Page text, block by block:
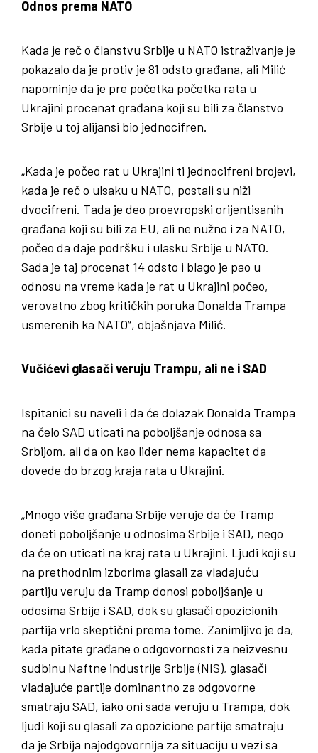
Odnos prema NATO
Kada je reč o članstvu Srbije u NATO istraživanje je
pokazalo da je protiv je 81 odsto građana, ali Milić
napominje da je pre početka početka rata u
Ukrajini procenat građana koji su bili za članstvo
Srbije u toj alijansi bio jednocifren.
„Kada je počeo rat u Ukrajini ti jednocifreni brojevi,
kada je reč o ulsaku u NATO, postali su niži
dvocifreni. Tada je deo proevropski orijentisanih
građana koji su bili za EU, ali ne nužno i za NATO,
počeo da daje podršku i ulasku Srbije u NATO.
Sada je taj procenat 14 odsto i blago je pao u
odnosu na vreme kada je rat u Ukrajini počeo,
verovatno zbog kritičkih poruka Donalda Trampa
usmerenih ka NATO“, objašnjava Milić.
Vučićevi glasači veruju Trampu, ali ne i SAD
Ispitanici su naveli i da će dolazak Donalda Trampa
na čelo SAD uticati na poboljšanje odnosa sa
Srbijom, ali da on kao lider nema kapacitet da
dovede do brzog kraja rata u Ukrajini.
„Mnogo više građana Srbije veruje da će Tramp
doneti poboljšanje u odnosima Srbije i SAD, nego
da će on uticati na kraj rata u Ukrajini. Ljudi koji su
na prethodnim izborima glasali za vladajuću
partiju veruju da Tramp donosi poboljšanje u
odosima Srbije i SAD, dok su glasači opozicionih
partija vrlo skeptični prema tome. Zanimljivo je da,
kada pitate građane o odgovornosti za neizvesnu
sudbinu Naftne industrije Srbije (NIS), glasači
vladajuće partije dominantno za odgovorne
smatraju SAD, iako oni sada veruju u Trampa, dok
ljudi koji su glasali za opozicione partije smatraju
da je Srbija najodgovornija za situaciju u vezi sa